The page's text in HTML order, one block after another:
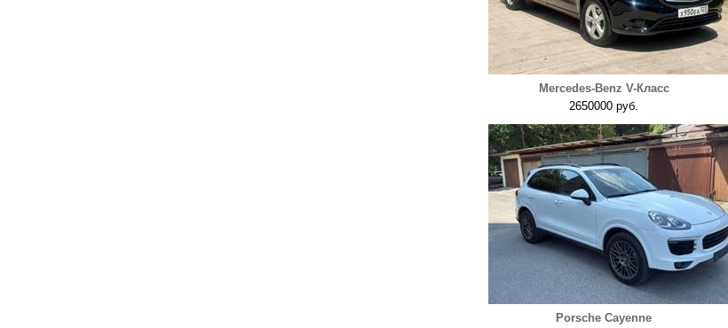
Mercedes-Benz V-Класс
2650000 руб.
Porsche Cayenne